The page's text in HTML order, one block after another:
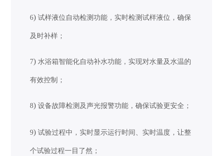
6)试样液位自动检测功能，实时检测试样液位，确保
及时补样；
7) 水浴箱智能化自动补水功能，实现对水量及水温的
有效控制；
8)设备故障检测及声光报警功能，确保试验更安全；
9)试验过程中，实时显示运行时间、实时温度，让整
个试验过程一目了然；